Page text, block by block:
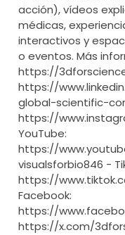
acción), vídeos
médicas,
interactivos y
o eventos. Más
https://
https://
global-scientific-
https://
YouTube:
https://
visualsforbio846 -
https://
Facebook:
https://
https://x.com/